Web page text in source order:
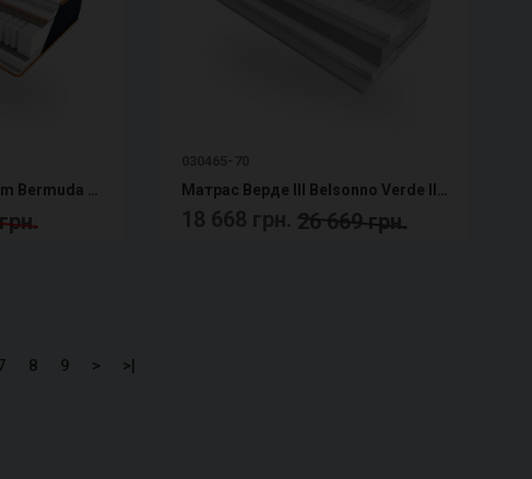
26 669 грн.
8 9 > >|